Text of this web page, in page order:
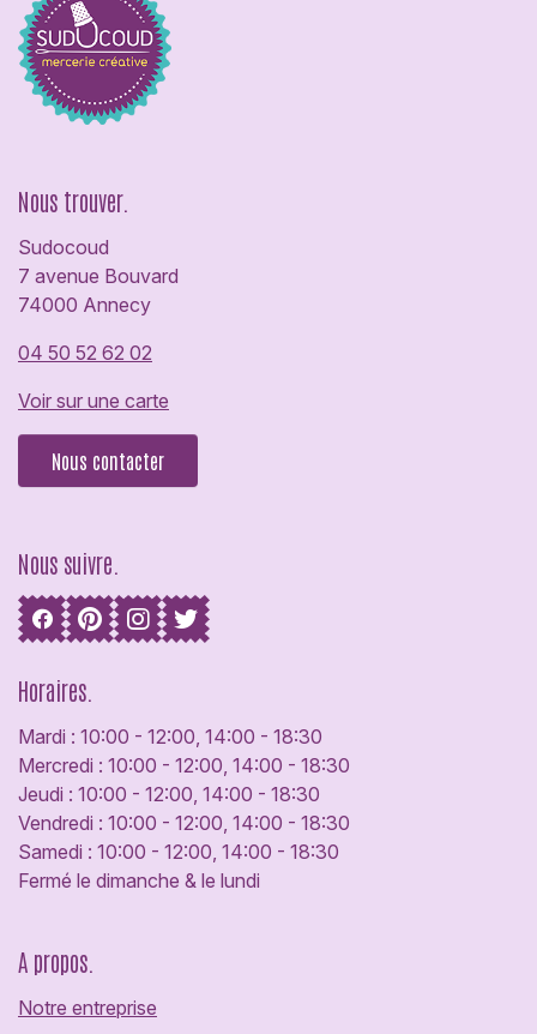
Nous trouver.
Sudocoud
7 avenue Bouvard
74000 Annecy
04 50 52 62 02
Voir sur une carte
Nous contacter
Nous suivre.
Horaires.
Mardi : 10:00 - 12:00, 14:00 - 18:30
Mercredi : 10:00 - 12:00, 14:00 - 18:30
Jeudi : 10:00 - 12:00, 14:00 - 18:30
Vendredi : 10:00 - 12:00, 14:00 - 18:30
Samedi : 10:00 - 12:00, 14:00 - 18:30
Fermé le dimanche & le lundi
A propos.
Notre entreprise